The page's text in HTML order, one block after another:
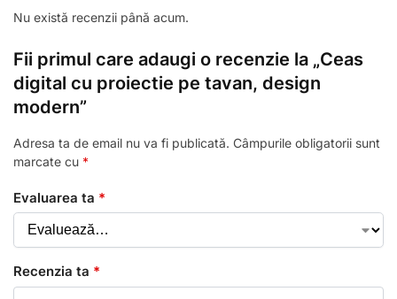
Nu există recenzii până acum.
Fii primul care adaugi o recenzie la „Ceas
digital cu proiectie pe tavan, design
modern”
Adresa ta de email nu va fi publicată. Câmpurile obligatorii sunt
marcate cu *
Evaluarea ta *
Recenzia ta *